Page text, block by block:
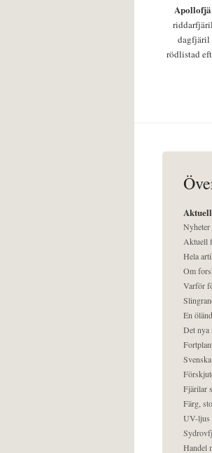
dagfjäril
rödlistad
Nyheter
Aktuell
Hela
Om
Varför
En
Det nya
Fjärilar
Färg,
UV-ljus
Handel